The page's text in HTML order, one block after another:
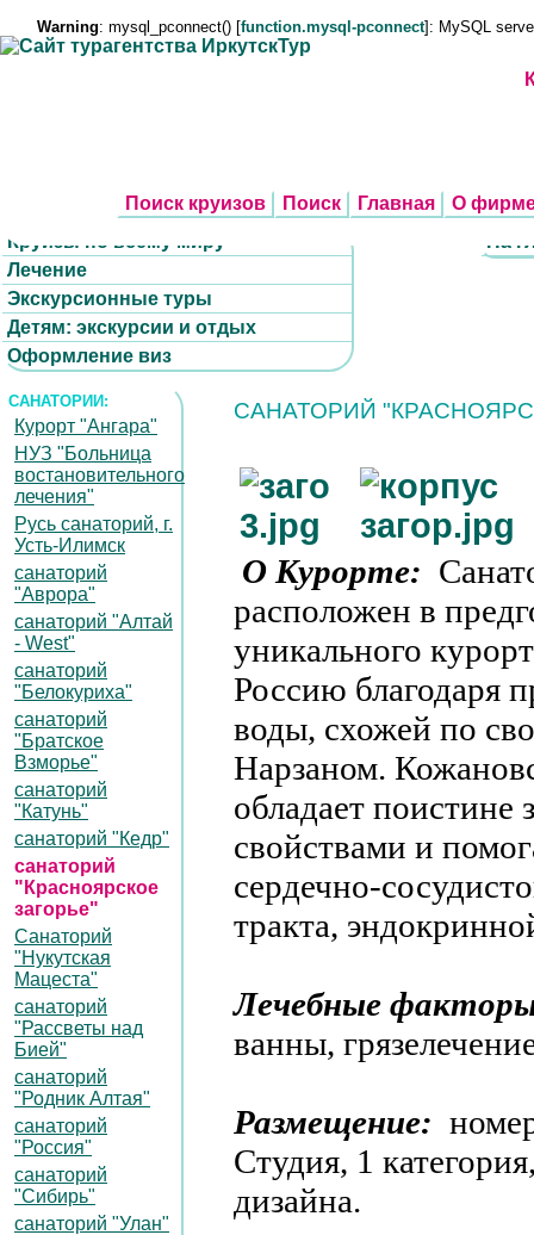
Warning: mysql_pconnect() [function.mysql-pconnect]: MySQL
О
Главная
Поиск
Поиск круизов
Круизы по всему миру
Лечение
Экскурсионные туры
Детям: экскурсии и отдых
Оформление виз
На
САНАТОРИЙ
О Курорте:
расположен в
уникального
Россию благодаря
воды, схожей по
Нарзаном.
обладает
свойствами и
сердечно-
тракта,
Лечебные
ванны,
Размещение:
Студия, 1
дизайна.
САНАТОРИИ:
Курорт "Ангара"
НУЗ "Больница
востановительного
лечения"
Русь санаторий, г.
Усть-Илимск
санаторий
"Аврора"
санаторий "Алтай
- West"
санаторий
"Белокуриха"
санаторий
"Братское
Взморье"
санаторий
"Катунь"
санаторий "Кедр"
санаторий
"Красноярское
загорье"
Санаторий
"Нукутская
Мацеста"
санаторий
"Рассветы над
Бией"
санаторий
"Родник Алтая"
санаторий
"Россия"
санаторий
"Сибирь"
санаторий "Улан"